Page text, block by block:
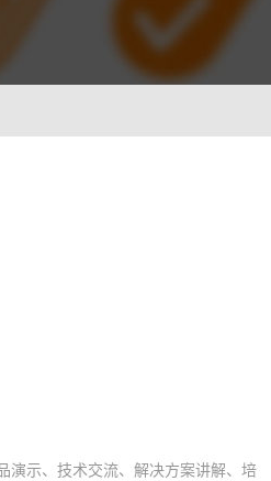
演示、技术交流、解决方案讲解、培